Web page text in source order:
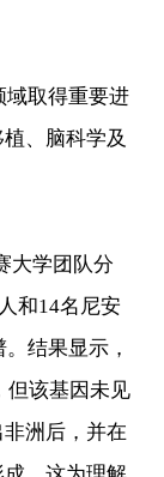
域取得重要进
、脑科学及
大学团队分
和14名尼安
结果显示，
但该基因未见
洲后，并在